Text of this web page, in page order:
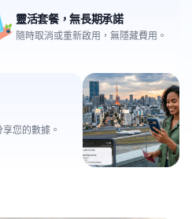
靈活套餐，無長期承諾
隨時取消或重新啟用，無隱藏費用。
您的數據。